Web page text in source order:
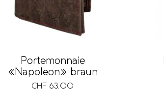
Portemonnaie
«Napoleon» braun
CHF 63.00